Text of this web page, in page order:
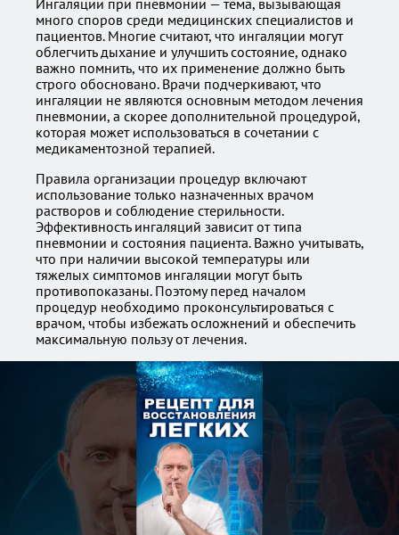
Ингаляции при пневмонии — тема, вызывающая
много споров среди медицинских специалистов и
пациентов. Многие считают, что ингаляции могут
облегчить дыхание и улучшить состояние, однако
важно помнить, что их применение должно быть
строго обосновано. Врачи подчеркивают, что
ингаляции не являются основным методом лечения
пневмонии, а скорее дополнительной процедурой,
которая может использоваться в сочетании с
медикаментозной терапией.
Правила организации процедур включают
использование только назначенных врачом
растворов и соблюдение стерильности.
Эффективность ингаляций зависит от типа
пневмонии и состояния пациента. Важно учитывать,
что при наличии высокой температуры или
тяжелых симптомов ингаляции могут быть
противопоказаны. Поэтому перед началом
процедур необходимо проконсультироваться с
врачом, чтобы избежать осложнений и обеспечить
максимальную пользу от лечения.